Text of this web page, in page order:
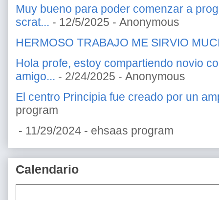
Muy bueno para poder comenzar a
scrat... - 12/5/2025 - Anonymous
HERMOSO TRABAJO ME SIRVIO
Hola profe, estoy compartiendo novio
amigo... - 2/24/2025 - Anonymous
El centro Principia fue creado por un
program
- 11/29/2024 - ehsaas program
Calendario